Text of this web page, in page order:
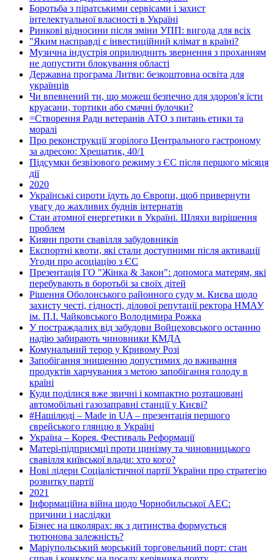
Боротьба з піратськими сервісами і захист
інтелектуальної власності в Україні
Ринкові відносини після зміни УПП: вигода для всіх
"Яким насправді є інвестиційний клімат в країні?
Музична індустрія оприлюднить звернення з проханням
не допустити блокування області
Державна програма Литви: безкоштовна освіта для
українців
Чи впевнений ти, що можеш безпечно для здоров'я їсти
круасани, тортики або смачні булочки?
=Створення Ради ветеранів АТО з питань етики та
моралі
Про реконструкції згорілого Центрального гастроному
за адресою: Хрещатик, 40/1
Підсумки безвізового режиму з ЄС після першого місяця
дії
2020
Українські сироти їдуть до Європи, щоб привернути
увагу до жахливих буднів інтернатів
Стан атомної енергетики в Україні. Шляхи вирішення
проблем
Кияни проти свавілля забудовників
Експортні квоти, які стали доступними після активації
Угоди про асоціацію з ЄС
Презентація ГО "Жінка & Закон": допомога матерям, які
перебувають в боротьбі за своїх дітей
Рішення Оболонського районного суду м. Києва щодо
захисту честі, гідності, ділової репутації ректора НМАУ
ім. П.І. Чайковського Володимира Рожка
У постраждалих від забудови Войцеховського останню
надію забирають чиновники КМДА
Комунальний терор у Кривому Розі
Запобігання знищенню допустимих до вживання
продуктів харчування з метою запобігання голоду в
країні
Куди поділися вже звичні і компактно розташовані
автомобільні газозаправні станції у Києві?
#Нашілюді – Made in UA – презентація першого
єврейського глянцю в Україні
Україна – Корея. Фестиваль Реформації
Матері-підприємці проти цинізму та чиновницького
свавілля київської влади: хто кого?
Нові лідери Соціалістичної партії України про стратегію
розвитку партії
2021
Інформаційна війна щодо Чорнобильської АЕС:
причини і наслідки
Бізнес на школярах: як з дитинства формується
тютюнова залежність?
Маріупольський морський торговельний порт: стан